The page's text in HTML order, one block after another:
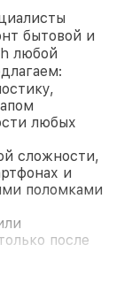
бытовой и
любой
любых
сложности,
и
поломками
после